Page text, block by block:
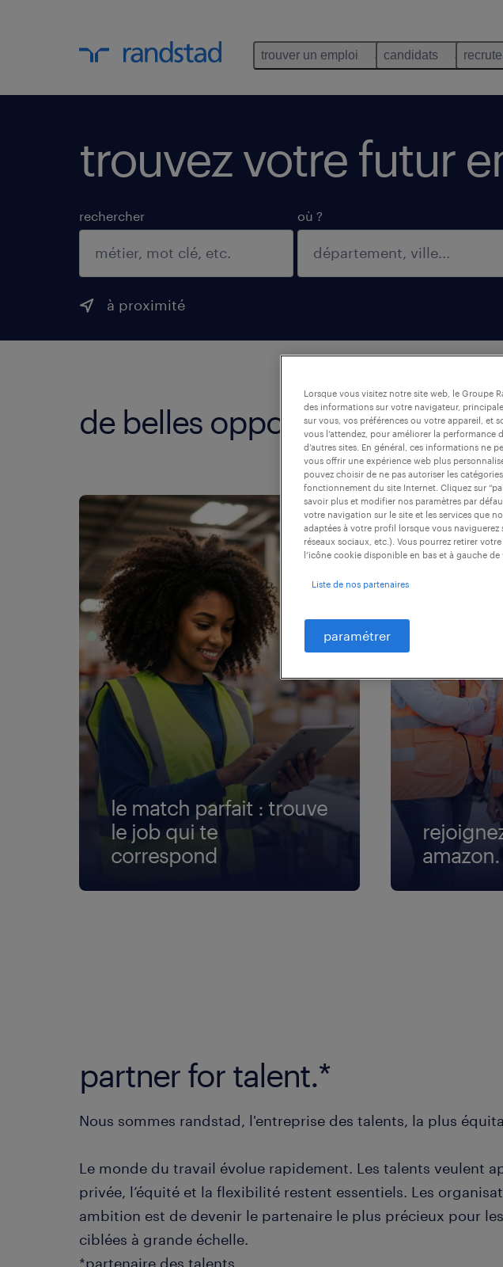
trouver un emploi candidats
trouvez votre futur
rechercher
à proximité
où ?
de belles opportunités.
le match parfait : trouve
le job qui te
correspond
amazon.
partner for talent.*
Nous sommes randstad, l'entreprise des talents, la plus
Le monde du travail évolue rapidement. Les talents veulent
privée, l’équité et la flexibilité restent essentiels. Les
ambition est de devenir le partenaire le plus précieux pour
ciblées à grande échelle.
*partenaire des talents
Lorsque vous visitez notre site web, le Groupe
des informations sur votre navigateur,
sur vous, vos préférences ou votre appareil, et
vous l’attendez, pour améliorer la
d’autres sites. En général, ces informations ne
vous offrir une expérience web plus
pouvez choisir de ne pas autoriser les
fonctionnement du site Internet. Cliquez sur
savoir plus et modifier nos paramètres par
votre navigation sur le site et les services que
adaptées à votre profil lorsque vous
réseaux sociaux, etc.). Vous pourrez retirer
l’icône cookie disponible en bas et à gauche de
Liste de nos partenaires
paramétrer